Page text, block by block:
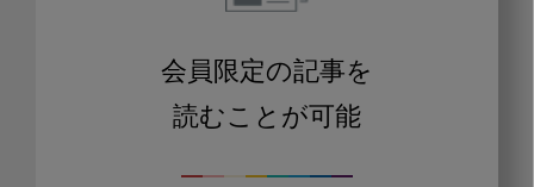
会員限定の記事を
読むことが可能